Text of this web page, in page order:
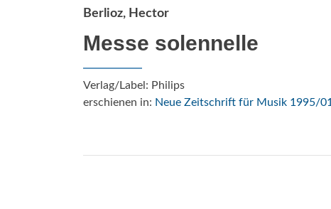
Berlioz, Hector
Messe solennelle
Verlag/Label: Philips
erschienen in: Neue Zeitschrift für Musik 1995/01